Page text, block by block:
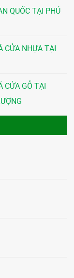
QUỐC TẠI PHÚ
CỬA NHỰA TẠI
CỬA GỖ TẠI